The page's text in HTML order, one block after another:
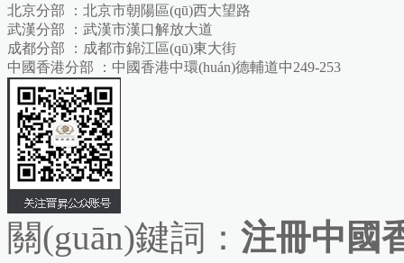
北京分部 ：北京市朝陽區(qū)西大望路
武漢分部 ：武漢市漢口解放大道
成都分部 ：成都市錦江區(qū)東大街
中國香港分部 ：中國香港中環(huán)德輔道中249-253
關(guān)鍵詞： 注冊中國